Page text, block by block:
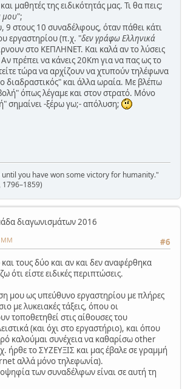
μαθητές της ειδικότητάς μας. Τι θα πεις;
μου";
9 στους 10 συναδέλφους, όταν πάθει κάτι
εργαστηρίου (π.χ. "δεν γράφω Ελληνικά
στο ΚΕΠΛΗΝΕΤ. Και καλά αν το λύσεις
πρέπει να κάνεις 20Km για να πας ως το
τώρα να αρχίζουν να χτυπούν τηλέφωνα
ο διαδραστικός" και άλλα ωραία. Με βλέπω
όπως λέγαμε και στον στρατό. Μόνο
σημαίνει -ξέρω γω;- απόλυση;
you have won some victory for humanity."
1796–1859)
διαγωνισμάτων 2016
#6
ΜΜ
τους δύο και αν και δεν αναφέρθηκα
ότι είστε ειδικές περιπτώσεις.
μου ως υπεύθυνο εργαστηρίου με πλήρες
με λυκειακές τάξεις, όπου οι
τοποθετηθεί στις αίθουσες του
(και όχι στο εργαστήριο), και όπου
καλούμαι συνέχεια να καθαρίσω other
ήρθε το ΣΥΖΕΥΞΙΣ και μας έβαλε σε γραμμή
αλλά μόνο τηλεφωνία).
των συναδέλφων είναι σε αυτή τη